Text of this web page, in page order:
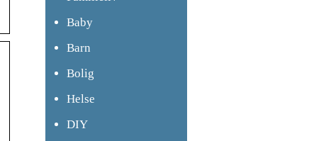
Baby
Barn
Bolig
Helse
DIY